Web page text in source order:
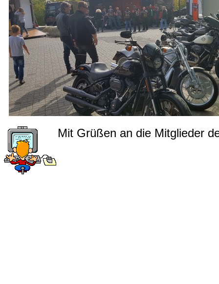
Mit Grüßen an die Mitglieder